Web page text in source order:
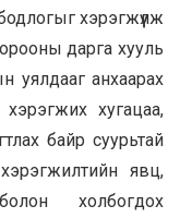
хэрэгжүүлж
дарга хууль
уялдааг анхаарах
хугацаа,
байр суурьтай
явц,
холбогдох